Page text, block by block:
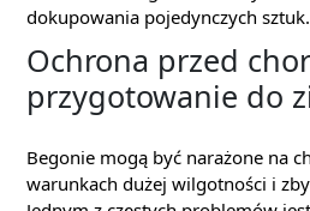
dokupowania pojedynczych sztuk.
Ochrona przed
przygotowanie do
Begonie mogą być narażone na
warunkach dużej wilgotności i